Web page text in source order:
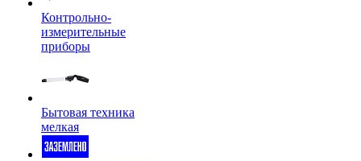
Контрольно-
измерительные
приборы
Бытовая техника
мелкая